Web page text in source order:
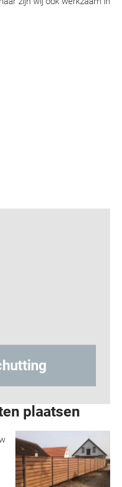
Hout-
plaatsen